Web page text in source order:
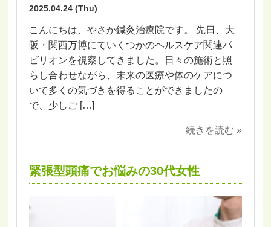
2025.04.24 (Thu)
こんにちは、やさか鍼灸治療院です。 先日、大
阪・関西万博にていくつかのヘルスケア関連パ
ビリオンを視察してきました。日々の施術と照
らし合わせながら、未来の医療や体のケアにつ
いて多くの気づきを得ることができましたの
で、少しご […]
続きを読む »
緊張型頭痛でお悩みの30代女性